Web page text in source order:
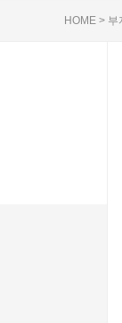
HOME > 부